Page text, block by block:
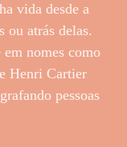
vida desde a
ou atrás delas.
nomes como
Henri Cartier
pessoas